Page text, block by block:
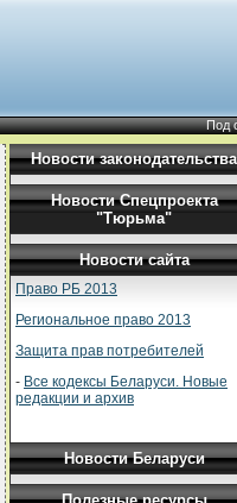
Под
Новости законодательства
Новости Спецпроекта
"Тюрьма"
Новости сайта
Право РБ 2013
Региональное право 2013
Защита прав потребителей
- Все кодексы Беларуси. Новые
редакции и архив
Новости Беларуси